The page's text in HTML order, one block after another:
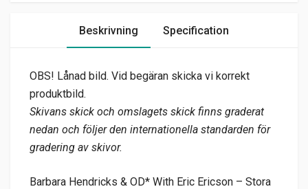
Beskrivning Specification
OBS! Lånad bild. Vid begäran skicka vi korrekt
produktbild.
Skivans skick och omslagets skick finns graderat
nedan och följer den internationella standarden för
gradering av skivor.
Barbara Hendricks & OD* With Eric Ericson – Stora